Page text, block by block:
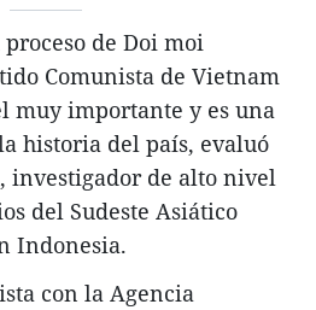
de Doi moi
Comunista de Vietnam
muy importante y es una
historia del país, evaluó
investigador de alto nivel
del Sudeste Asiático
Indonesia.
con la Agencia